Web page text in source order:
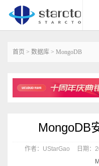
首页 > 数据库 > MongoDB
MongoDB
作者：UStarGao 日期：